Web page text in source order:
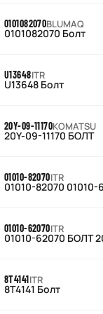
0101082070BLUMAQ
0101082070 Болт
U13648ITR
U13648 Болт
20Y-09-11170KOMATSU
20Y-09-11170 БОЛТ
01010-82070ITR
01010-82070
01010-62070ITR
01010-62070 БОЛТ
8T4141ITR
8T4141 Болт